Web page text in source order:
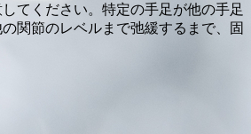
てください。特定の手足が他の手足
関節のレベルまで弛緩するまで、固